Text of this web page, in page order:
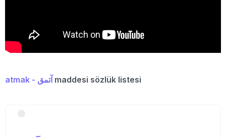
atmak - آتمق maddesi sözlük listesi